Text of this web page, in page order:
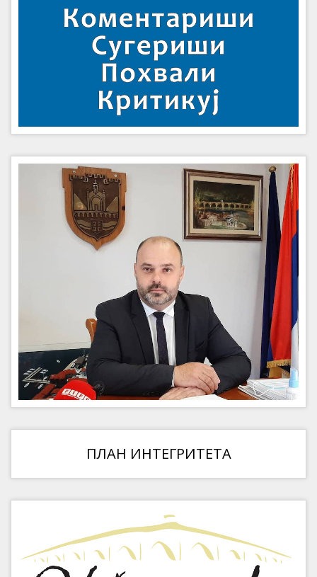
ПЛАН ИНТЕГРИТЕТА